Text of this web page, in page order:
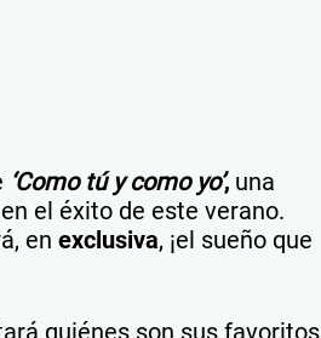
‘Como tú y como yo’, una
el éxito de este verano.
en exclusiva, ¡el sueño que
quiénes son sus favoritos